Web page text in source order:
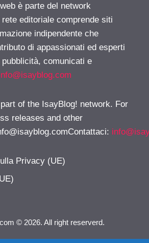
è parte del network
editoriale comprende siti
indipendente che
di appassionati ed esperti
comunicati e
of the IsayBlog! network. For
releases and other
:
Privacy (UE)
© 2026. All right reserverd.